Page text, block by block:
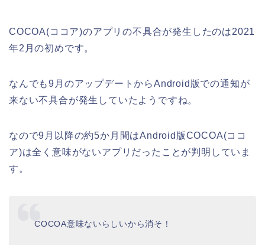
COCOA(ココア)のアプリの不具合が発生したのは2021
年2月の初めです。
なんでも9月のアップデートからAndroid版での通知が
来ない不具合が発生していたようですね。
なので9月以降の約5か月間はAndroid版COCOA(ココ
ア)は全く意味がないアプリだったことが判明していま
す。
COCOA意味ないらしいから消そ！